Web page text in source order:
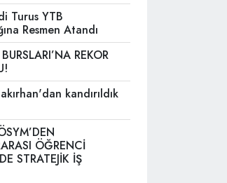
Turus YTB
Resmen Atandı
REKOR
kandırıldık
ÖĞRENCİ
STRATEJİK İŞ